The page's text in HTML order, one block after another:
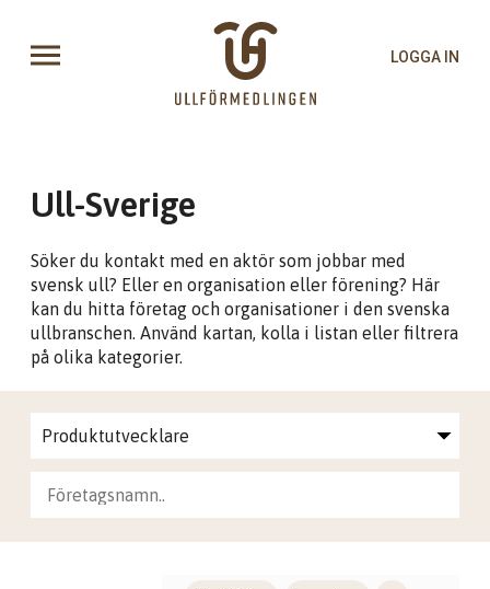
LOGGA IN
Ull-Sverige
Söker du kontakt med en aktör som jobbar med
svensk ull? Eller en organisation eller förening? Här
kan du hitta företag och organisationer i den svenska
ullbranschen. Använd kartan, kolla i listan eller filtrera
på olika kategorier.